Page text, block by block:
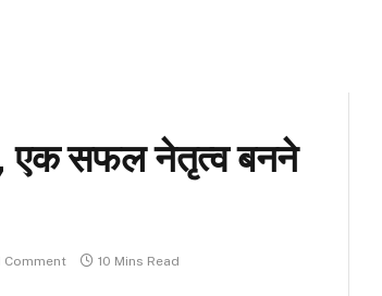
एक सफल नेतृत्व बनने
Comment 10 Mins Read